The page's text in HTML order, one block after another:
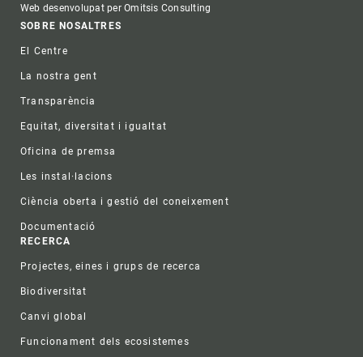
Web desenvolupat per Omitsis Consulting
Footer
SOBRE NOSALTRES
El Centre
La nostra gent
Transparència
Equitat, diversitat i igualtat
Oficina de premsa
Les instal·lacions
Ciència oberta i gestió del coneixement
Documentació
RECERCA
Projectes, eines i grups de recerca
Biodiversitat
Canvi global
Funcionament dels ecosistemes